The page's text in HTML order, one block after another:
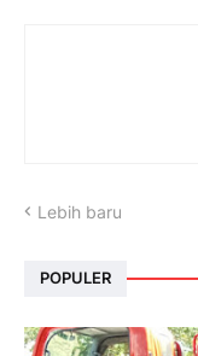
Lebih baru
POPULER